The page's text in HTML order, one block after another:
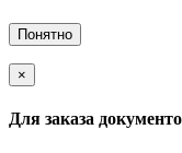
Понятно
×
Для заказа